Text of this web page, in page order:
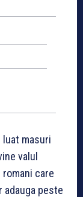
luat masuri
valul
care
adauga peste